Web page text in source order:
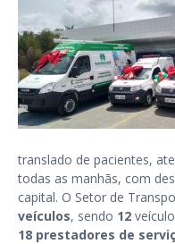
translado de pacientes,
todas as manhãs, com
capital. O Setor de
veículos, sendo 12
18 prestadores de